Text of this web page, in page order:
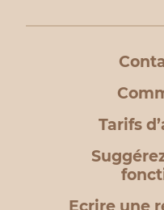
Tarifs